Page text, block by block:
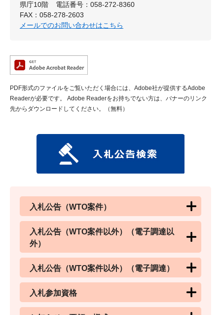
県庁10階
電話番号：058-272-8360
FAX：058-278-2603
メールでのお問い合わせはこちら
PDF形式のファイルをご覧いただく場合には、Adobe社が提供するAdobe
Readerが必要です。
Adobe Readerをお持ちでない方は、バナーのリンク
先からダウンロードしてください。（無料）
入札公告（WTO案件）
入札公告（WTO案件以外）（電子調達以
外）
入札公告（WTO案件以外）（電子調達）
入札参加資格